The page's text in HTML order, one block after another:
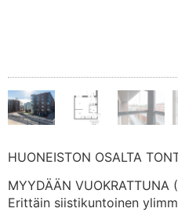
HUONEISTON OSALTA
MYYDÄÄN
Erittäin siistikuntoinen